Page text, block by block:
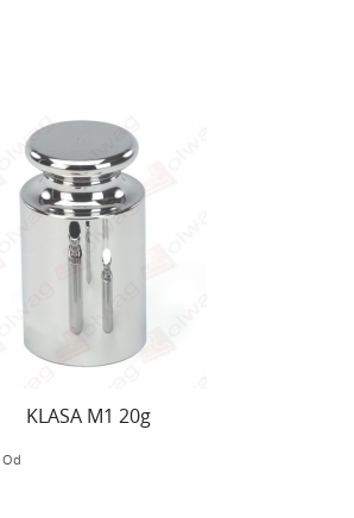
KLASA M1 20g
Od